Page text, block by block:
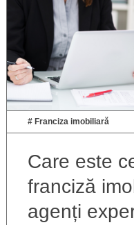
# Franciza imobiliară
Care este
franciză
agenți